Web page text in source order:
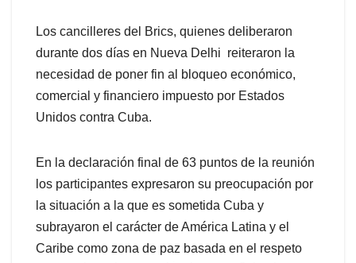
Los cancilleres del Brics, quienes deliberaron
durante dos días en Nueva Delhi reiteraron la
necesidad de poner fin al bloqueo económico,
comercial y financiero impuesto por Estados
Unidos contra Cuba.
En la declaración final de 63 puntos de la reunión
los participantes expresaron su preocupación por
la situación a la que es sometida Cuba y
subrayaron el carácter de América Latina y el
Caribe como zona de paz basada en el respeto